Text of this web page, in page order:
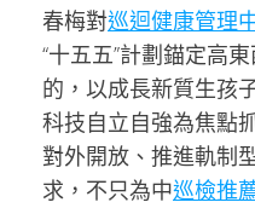
春梅對巡迴健康管理
“十五五”計劃錨定高
的，以成長新質生孩
科技自立自強為焦點
對外開放、推進軌制
求，不只為中巡檢推